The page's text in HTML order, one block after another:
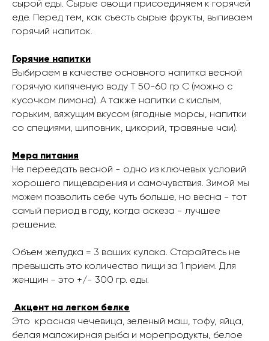
сырой еды. Сырые овощи присоединяем к горячей
еде. Перед тем, как съесть сырые фрукты, выпиваем
горячий напиток.
Горячие напитки
Выбираем в качестве основного напитка весной
горячую кипяченую воду Т 50-60 гр С (можно с
кусочком лимона). А также напитки с кислым,
горьким, вяжущим вкусом (ягодные морсы, напитки
со специями, шиповник, цикорий, травяные чаи).
Мера питания
Не переедать весной - одно из ключевых условий
хорошего пищеварения и самочувствия. Зимой мы
можем позволить себе чуть больше, но весна - тот
самый период в году, когда аскеза - лучшее
решение.
Объем желудка = 3 ваших кулака. Старайтесь не
превышать это количество пищи за 1 прием. Для
женщин - это +/- 300 гр. еды.
Акцент на легком белке
Это ​ красная чечевица, зеленый маш, тофу, яйца,
белая маложирная рыба и морепродукты, белое